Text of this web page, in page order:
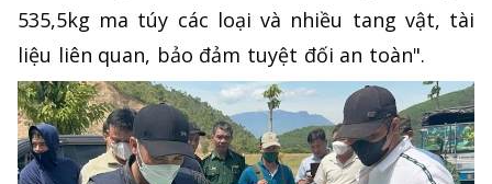
535,5kg ma túy các loại và nhiều tang vật, tài
liệu liên quan, bảo đảm tuyệt đối an toàn".